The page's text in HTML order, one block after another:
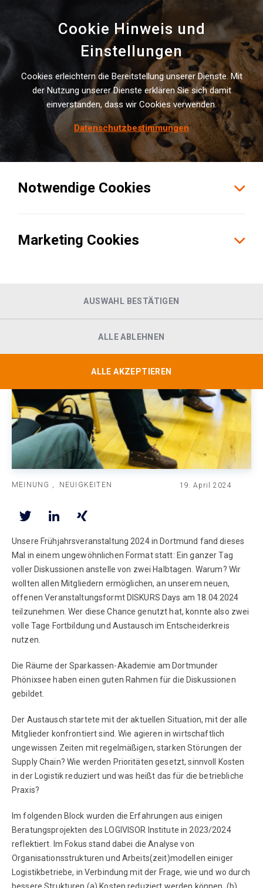
INSTITUTE NEWS
Mit­glie­der-Event Früh­jahr 2024
in Dort­mund
MEINUNG NEUIGKEITEN 19. April 2024
Unsere Frühjahrsveranstaltung 2024 in Dortmund fand dieses
Mal in einem ungewöhnlichen Format statt: Ein ganzer Tag
voller Diskussionen anstelle von zwei Halbtagen. Warum? Wir
wollten allen Mitgliedern ermöglichen, an unserem neuen,
offenen Veranstaltungsformt DISKURS Days am 18.04.2024
teilzunehmen. Wer diese Chance genutzt hat, konnte also zwei
volle Tage Fortbildung und Austausch im Entscheiderkreis
nutzen.
Die Räume der Sparkassen-Akademie am Dortmunder
Phönixsee haben einen guten Rahmen für die Diskussionen
gebildet.
Der Austausch startete mit der aktuellen Situation, mit der alle
Mitglieder konfrontiert sind. Wie agieren in wirtschaftlich
ungewissen Zeiten mit regelmäßigen, starken Störungen der
Supply Chain? Wie werden Prioritäten gesetzt, sinnvoll Kosten
in der Logistik reduziert und was heißt das für die betriebliche
Praxis?
Im folgenden Block wurden die Erfahrungen aus einigen
Beratungsprojekten des LOGIVISOR Institute in 2023/2024
reflektiert. Im Fokus stand dabei die Analyse von
Organisationsstrukturen und Arbeits(zeit)modellen einiger
Logistikbetriebe, in Verbindung mit der Frage, wie und wo durch
bessere Strukturen (a) Kosten reduziert werden können, (b)
Cookie Hinweis und
Einstellungen
Cookies erleichtern die Bereitstellung unserer Dienste. Mit
der Nutzung unserer Dienste erklären Sie sich damit
einverstanden, dass wir Cookies verwenden.
Datenschutzbestimmungen
Notwendige Cookies
Marketing Cookies
AUSWAHL BESTÄTIGEN
ALLE ABLEHNEN
ALLE AKZEPTIEREN